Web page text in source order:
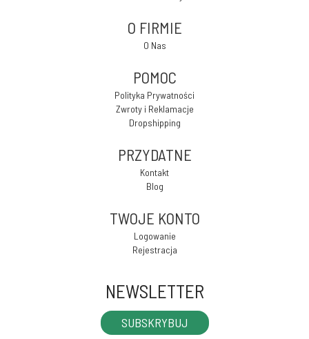
O FIRMIE
O Nas
POMOC
Polityka Prywatności
Zwroty i Reklamacje
Dropshipping
PRZYDATNE
Kontakt
Blog
TWOJE KONTO
Logowanie
Rejestracja
NEWSLETTER
SUBSKRYBUJ